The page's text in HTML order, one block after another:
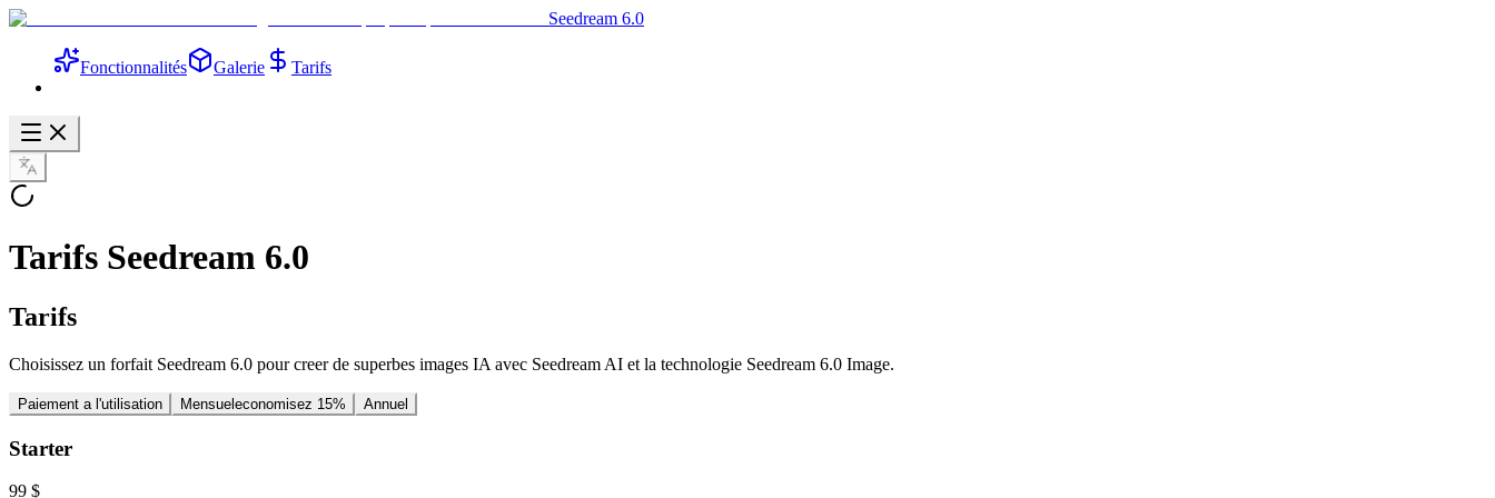
Seedream 6.0
Fonctionnalités Galerie Tarifs
Tarifs Seedream 6.0
Tarifs
Choisissez un forfait Seedream 6.0 pour creer de superbes images IA avec Seedream AI et la technologie Seedream 6.0 Image.
Paiement a l'utilisation Mensuel economisez 15% Annuel
Starter
99 $